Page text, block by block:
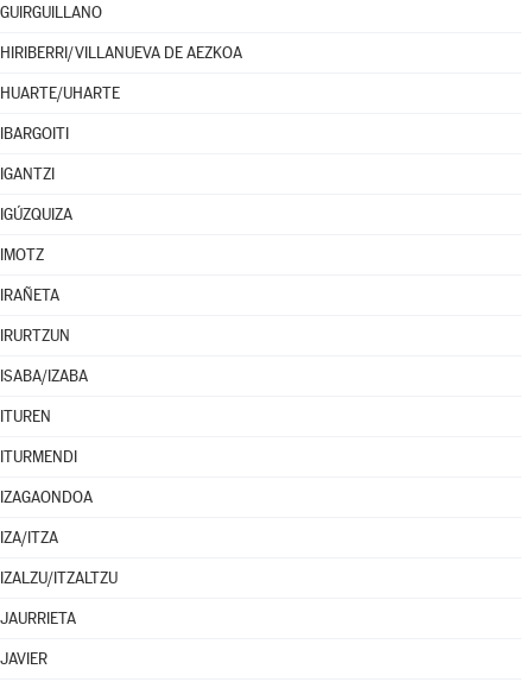
GUIRGUILLANO
HIRIBERRI/VILLANUEVA DE AEZKOA
HUARTE/UHARTE
IBARGOITI
IGANTZI
IGÚZQUIZA
IMOTZ
IRAÑETA
IRURTZUN
ISABA/IZABA
ITUREN
ITURMENDI
IZAGAONDOA
IZA/ITZA
IZALZU/ITZALTZU
JAURRIETA
JAVIER